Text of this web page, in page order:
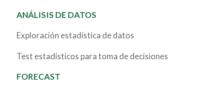
ANÁLISIS DE DATOS
Exploración estadística de datos
Test estadísticos para toma de decisiones
FORECAST